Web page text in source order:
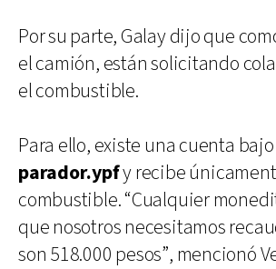
Por su parte, Galay dijo que
el camión, están solicitando
el combustible.
Para ello, existe una cuenta
parador.ypfy recibe
combustible. “Cualquier
que nosotros necesitamos
son 518.000 pesos”, mencionó